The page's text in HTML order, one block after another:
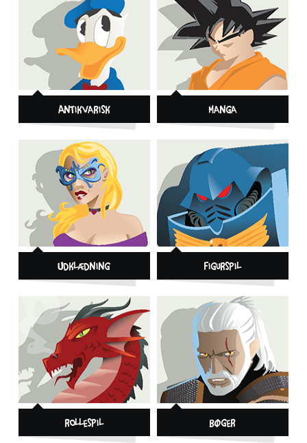
Antikvarisk Manga
Udklædning Figurspil
Rollespil Bøger